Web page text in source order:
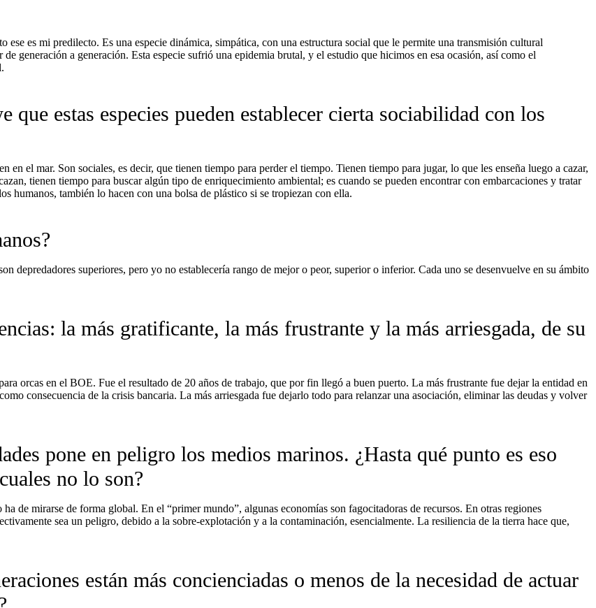
es mi predilecto. Es una especie dinámica, simpática, con una estructura social que le permite una transmisión cultural
generación a generación. Esta especie sufrió una epidemia brutal, y el estudio que hicimos en esa ocasión, así como el
que estas especies pueden establecer cierta sociabilidad con los
en el mar. Son sociales, es decir, que tienen tiempo para perder el tiempo. Tienen tiempo para jugar, lo que les enseña luego a cazar,
tienen tiempo para buscar algún tipo de enriquecimiento ambiental; es cuando se pueden encontrar con embarcaciones y tratar
humanos, también lo hacen con una bolsa de plástico si se tropiezan con ella.
depredadores superiores, pero yo no establecería rango de mejor o peor, superior o inferior. Cada uno se desenvuelve en su ámbito
la más gratificante, la más frustrante y la más arriesgada, de su
orcas en el BOE. Fue el resultado de 20 años de trabajo, que por fin llegó a buen puerto. La más frustrante fue dejar la entidad en
consecuencia de la crisis bancaria. La más arriesgada fue dejarlo todo para relanzar una asociación, eliminar las deudas y volver
pone en peligro los medios marinos. ¿Hasta qué punto es eso
no lo son?
de mirarse de forma global. En el “primer mundo”, algunas economías son fagocitadoras de recursos. En otras regiones
sea un peligro, debido a la sobre-explotación y a la contaminación, esencialmente. La resiliencia de la tierra hace que,
están más concienciadas o menos de la necesidad de actuar